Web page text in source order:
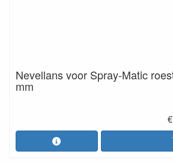
Nevellans voor Spray-Matic
mm